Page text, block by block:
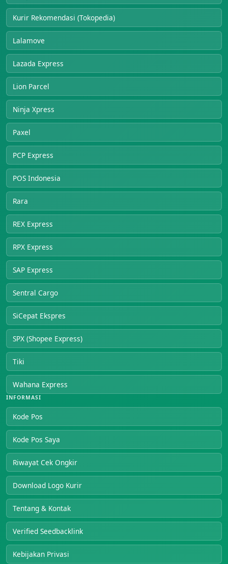
Kurir Rekomendasi (Tokopedia)
Lalamove
Lazada Express
Lion Parcel
Ninja Xpress
Paxel
PCP Express
POS Indonesia
Rara
REX Express
RPX Express
SAP Express
Sentral Cargo
SiCepat Ekspres
SPX (Shopee Express)
Tiki
Wahana Express
INFORMASI
Kode Pos
Kode Pos Saya
Riwayat Cek Ongkir
Download Logo Kurir
Tentang & Kontak
Verified Seedbacklink
Kebijakan Privasi